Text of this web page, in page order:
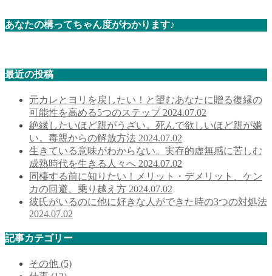
あなたの構ってちゃん度がわかります♪
最近の投稿
元カレとヨリを戻したい！と望むあなたに贈る復縁の
可能性を高める5つのステップ 2024.07.02
絶縁したいほど親がうざい。死んで欲しいほど親が嫌
い。毒親からの解放方法 2024.07.02
生きている意味がわからない。実存的虚無感に苦しむ
成熟時代を生きる人々へ 2024.07.02
同棲する前に知りたい！メリット・デメリット、ケン
カの回避、乗り越え方 2024.07.02
彼氏がいるのに他に好きな人ができた時の3つの対処法
2024.07.02
記事カテゴリー
その他 (5)